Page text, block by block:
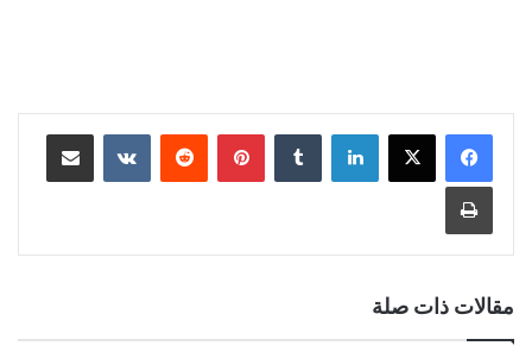
لينكدإن بينتيريست
مقالات ذات صلة